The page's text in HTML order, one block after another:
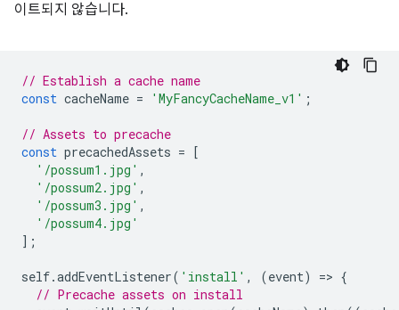
이트되지 않습니다.
// Establish a cache name
const cacheName = 'MyFancyCacheName_v1' ;
// Assets to precache
const precachedAssets =
[
'/possum1.jpg' ,
'/possum2.jpg' ,
'/possum3.jpg' ,
'/possum4.jpg'
];
self.addEventListener( 'install' , (event) => {
// Precache assets on install